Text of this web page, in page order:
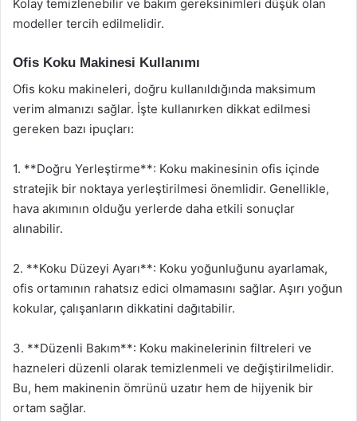
Kolay temizlenebilir ve bakım gereksinimleri düşük olan
modeller tercih edilmelidir.
Ofis Koku Makinesi Kullanımı
Ofis koku makineleri, doğru kullanıldığında maksimum
verim almanızı sağlar. İşte kullanırken dikkat edilmesi
gereken bazı ipuçları:
1. **Doğru Yerleştirme**: Koku makinesinin ofis içinde
stratejik bir noktaya yerleştirilmesi önemlidir. Genellikle,
hava akımının olduğu yerlerde daha etkili sonuçlar
alınabilir.
2. **Koku Düzeyi Ayarı**: Koku yoğunluğunu ayarlamak,
ofis ortamının rahatsız edici olmamasını sağlar. Aşırı yoğun
kokular, çalışanların dikkatini dağıtabilir.
3. **Düzenli Bakım**: Koku makinelerinin filtreleri ve
hazneleri düzenli olarak temizlenmeli ve değiştirilmelidir.
Bu, hem makinenin ömrünü uzatır hem de hijyenik bir
ortam sağlar.